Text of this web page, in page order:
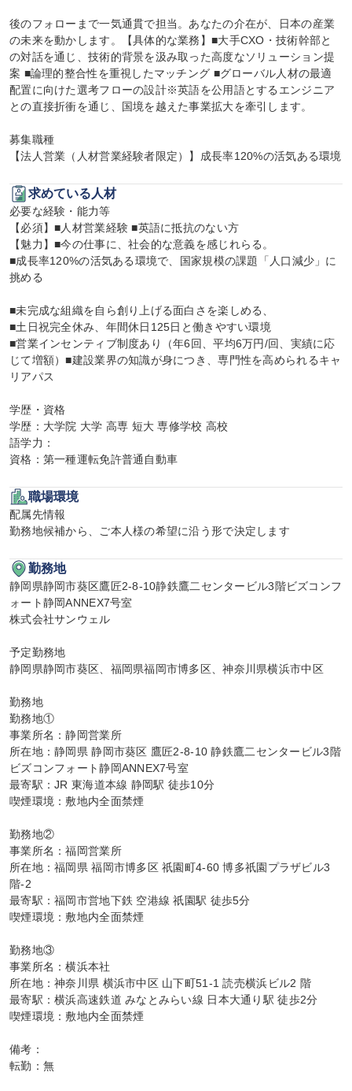
後のフォローまで一気通貫で担当。あなたの介在が、日本の産業
の未来を動かします。【具体的な業務】■大手CXO・技術幹部と
の対話を通じ、技術的背景を汲み取った高度なソリューション提
案 ■論理的整合性を重視したマッチング ■グローバル人材の最適
配置に向けた選考フローの設計※英語を公用語とするエンジニア
との直接折衝を通じ、国境を越えた事業拡大を牽引します。
募集職種
【法人営業（人材営業経験者限定）】成長率120%の活気ある環境
求めている人材
必要な経験・能力等
【必須】■人材営業経験 ■英語に抵抗のない方
【魅力】■今の仕事に、社会的な意義を感じれらる。
■成長率120%の活気ある環境で、国家規模の課題「人口減少」に
挑める
■未完成な組織を自ら創り上げる面白さを楽しめる、
■土日祝完全休み、年間休日125日と働きやすい環境
■営業インセンティブ制度あり（年6回、平均6万円/回、実績に応
じて増額）■建設業界の知識が身につき、専門性を高められるキャ
リアパス
学歴・資格
学歴：大学院 大学 高専 短大 専修学校 高校
語学力：
資格：第一種運転免許普通自動車
職場環境
配属先情報
勤務地候補から、ご本人様の希望に沿う形で決定します
勤務地
静岡県静岡市葵区鷹匠2-8-10静鉄鷹二センタービル3階ビズコンフ
ォート静岡ANNEX7号室
株式会社サンウェル
予定勤務地
静岡県静岡市葵区、福岡県福岡市博多区、神奈川県横浜市中区
勤務地
勤務地①
事業所名：静岡営業所
所在地：静岡県 静岡市葵区 鷹匠2-8-10 静鉄鷹二センタービル3階
ビズコンフォート静岡ANNEX7号室
最寄駅：JR 東海道本線 静岡駅 徒歩10分
喫煙環境：敷地内全面禁煙
勤務地②
事業所名：福岡営業所
所在地：福岡県 福岡市博多区 祇園町4-60 博多祇園プラザビル3
階-2
最寄駅：福岡市営地下鉄 空港線 祇園駅 徒歩5分
喫煙環境：敷地内全面禁煙
勤務地③
事業所名：横浜本社
所在地：神奈川県 横浜市中区 山下町51-1 読売横浜ビル2 階
最寄駅：横浜高速鉄道 みなとみらい線 日本大通り駅 徒歩2分
喫煙環境：敷地内全面禁煙
備考：
転勤：無